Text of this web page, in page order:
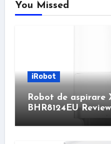
You Missed
iRobot
Robot de aspirare
BHR8124EU